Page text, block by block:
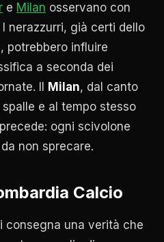
e Milan osservano con
nerazzurri, già certi dello
potrebbero influire
a seconda dei
Il
Milan, dal canto
e al tempo stesso
ogni scivolone
non sprecare.
Calcio
consegna una verità che